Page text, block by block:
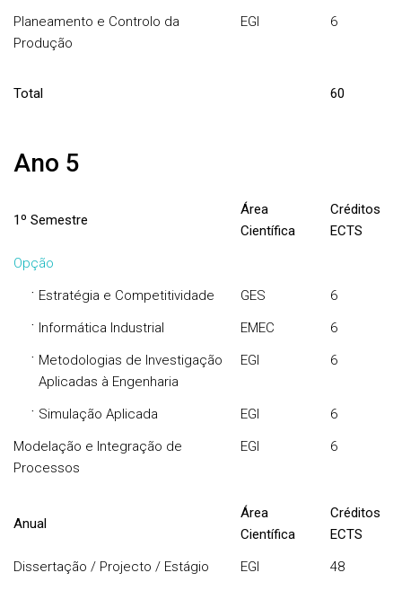
Planeamento e Controlo da
Produção
EGI 6
Total 60
Ano 5
1º Semestre
Área
Científica
Créditos
ECTS
Opção
· Estratégia e Competitividade GES 6
· Informática Industrial EMEC 6
· Metodologias de Investigação
Aplicadas à Engenharia
EGI 6
· Simulação Aplicada EGI
6
Modelação e Integração de
Processos
EGI 6
Anual
Área
Científica
Créditos
ECTS
Dissertação / Projecto / Estágio
EGI 48